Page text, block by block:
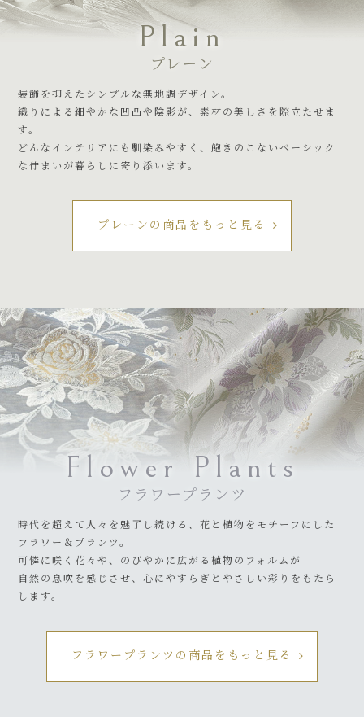
Plain
プレーン
装飾を抑えたシンプルな無地調デザイン。
織りによる細やかな凹凸や陰影が、素材の美しさを際立たせま
す。
どんなインテリアにも馴染みやすく、飽きのこないベーシック
な佇まいが暮らしに寄り添います。
プレーンの商品をもっと見る
Flower Plants
フラワープランツ
時代を超えて人々を魅了し続ける、花と植物をモチーフにした
フラワー＆プランツ。
可憐に咲く花々や、のびやかに広がる植物のフォルムが
自然の息吹を感じさせ、心にやすらぎとやさしい彩りをもたら
します。
フラワープランツの商品をもっと見る